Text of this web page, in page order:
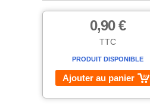
0,90 €
TTC
PRODUIT DISPONIBLE
Ajouter au panier